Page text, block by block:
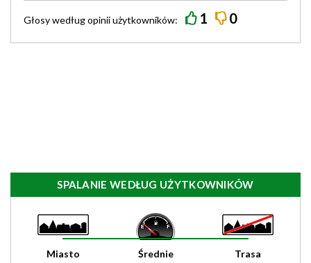
Głosy wedługopiniiużytkowników: 1 0
SPALANIE WEDŁUG UŻYTKOWNIKÓW
Miasto Średnie Trasa